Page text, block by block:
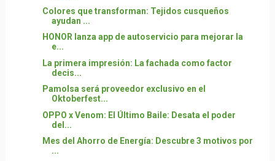
Colores que transforman: Tejidos cusqueños
ayudan ...
HONOR lanza app de autoservicio para mejorar la
e...
La primera impresión: La fachada como factor
decis...
Pamolsa será proveedor exclusivo en el
Oktoberfest...
OPPO x Venom: El Último Baile: Desata el poder
del...
Mes del Ahorro de Energía: Descubre 3 motivos por
...